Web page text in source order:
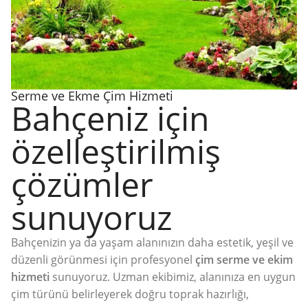
Serme ve Ekme Çim Hizmeti
Bahçeniz için
özelleştirilmiş
çözümler
sunuyoruz
Bahçenizin ya da yaşam alanınızın daha estetik, yeşil ve
düzenli görünmesi için profesyonel çim serme ve ekim
hizmeti sunuyoruz. Uzman ekibimiz, alanınıza en uygun
çim türünü belirleyerek doğru toprak hazırlığı,